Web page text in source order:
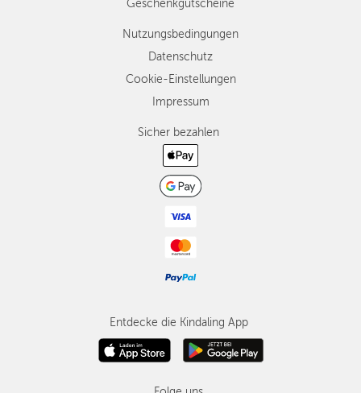
Geschenkgutscheine
Nutzungsbedingungen
Datenschutz
Cookie-Einstellungen
Impressum
Sicher bezahlen
Entdecke die Kindaling App